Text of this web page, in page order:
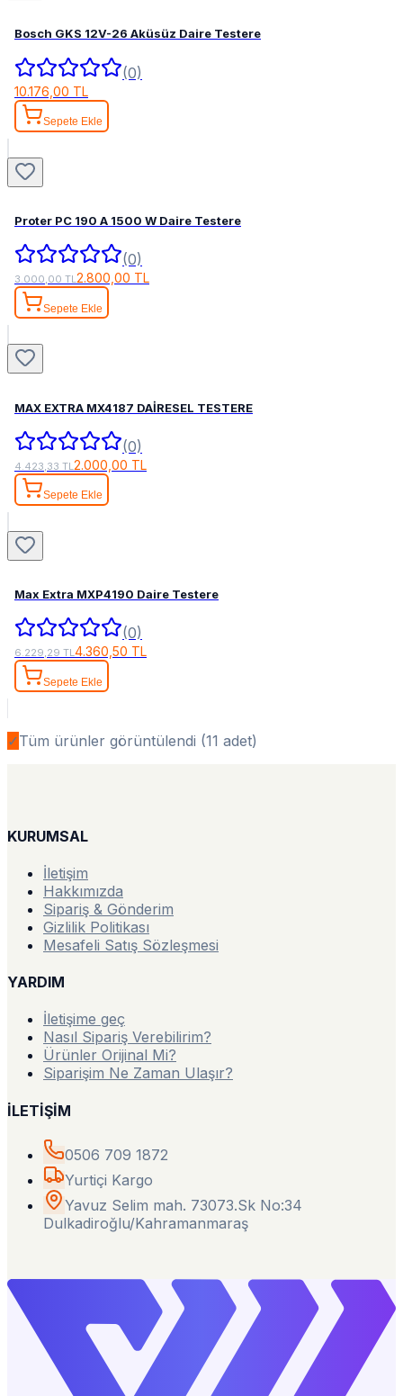
Bosch GKS 12V-26 Aküsüz Daire Testere
(0)
10.176,00 TL
Sepete Ekle
Proter PC 190 A 1500 W Daire Testere
(0)
3.000,00 TL2.800,00 TL
Sepete Ekle
MAX EXTRA MX4187 DAİRESEL TESTERE
(0)
4.423,33 TL 2.000,00 TL
Sepete Ekle
Max Extra MXP4190 Daire Testere
(0)
6.229,29 TL4.360,50 TL
Sepete Ekle
✓Tüm ürünler görüntülendi (11 adet)
KURUMSAL
İletişim
Hakkımızda
Sipariş & Gönderim
Gizlilik Politikası
Mesafeli Satış Sözleşmesi
YARDIM
İletişime geç
Nasıl Sipariş Verebilirim?
Ürünler Orijinal Mi?
Siparişim Ne Zaman Ulaşır?
İLETİŞİM
0506 709 1872
Yurtiçi Kargo
Yavuz Selim mah. 73073.Sk No:34
Dulkadiroğlu/Kahramanmaraş